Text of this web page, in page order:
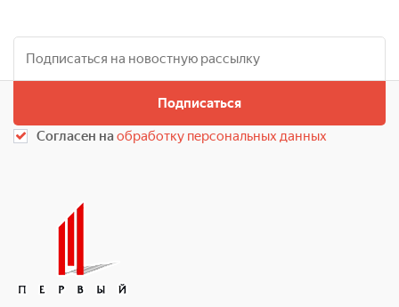
Подписаться
Согласен наобработку персональных данных